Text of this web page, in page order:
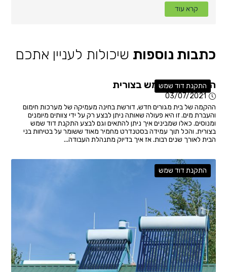
קרא עוד
כתבות נוספות שיכולות לעניין אתכם
התקנת דוד שמש
התקנת דוד שמש בצורית
03/07/2021
ההקמה של בית מגורים חדש, דורשת בחינה מעמיקה של מערכות חימום
והעברת מים. זו היא פעולה שאותה ניתן לבצע רק על ידי צוותים מיומנים
ומנוסים. כאלו שמבינים איך ניתן להתאים וגם לבצע התקנת דוד שמש
בצורית. והכל תוך עמידה בסטנדרט מחמיר מאוד ששומר על בטיחות בני
הבית לאורך שנים רבות. אז איך בדיוק מתנהלת העבודה...
התקנת דוד שמש